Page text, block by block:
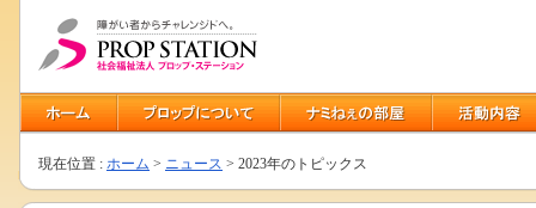
現在位置 : ホーム > ニュース > 2023年のトピックス